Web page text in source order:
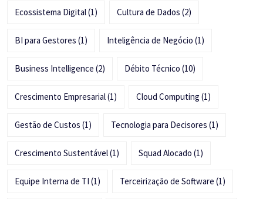
Ecossistema Digital(1) Cultura de Dados (2)
BI para Gestores (1) Inteligência de Negócio (1)
Business Intelligence (2) Débito Técnico (10)
Crescimento Empresarial(1) Cloud Computing (1)
Gestão de Custos (1) Tecnologia para Decisores (1)
Crescimento Sustentável(1) Squad Alocado (1)
Equipe Interna de TI (1) Terceirização de Software (1)